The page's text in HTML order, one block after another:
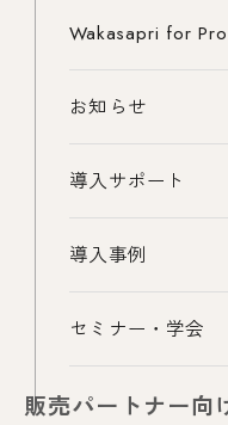
Wakasapri for
お知らせ
導入サポート
導入事例
セミナー・学会
販売パートナー向